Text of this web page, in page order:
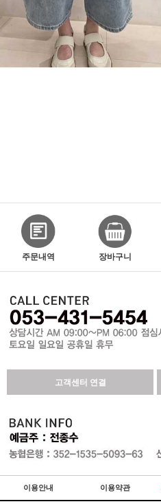
주문내역 장바구니
고객센터 연결
이용안내 이용약관